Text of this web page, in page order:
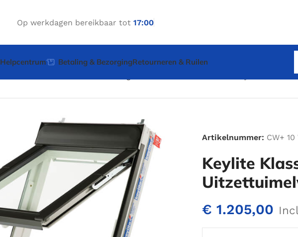
Op werkdagen bereikbaar tot 17:00
Helpcentrum Betaling & BezorgingRetourneren & Ruilen
Keylite
Artikelnummer: CW+ 10
Keylite
€ 1.205,00